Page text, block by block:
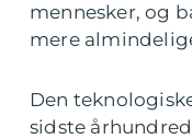
mennesker, og
mere
Den
sidste